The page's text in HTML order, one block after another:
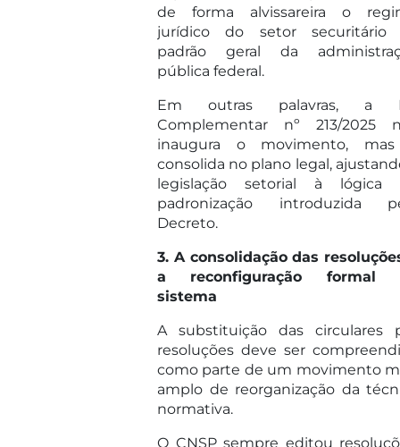
de forma alvissareira o
jurídico do setor securitário
padrão geral da
pública federal.
Em outras palavras, a
Complementar nº 213/2025
inaugura o movimento,
consolida no plano legal,
legislação setorial à lógica
padronização introduzida
Decreto.
3. A consolidação das
a reconfiguração formal
sistema
A substituição das circulares
resoluções deve ser
como parte de um movimento
amplo de reorganização da
normativa.
O CNSP sempre editou